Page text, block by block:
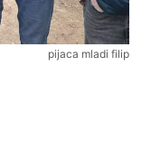
pijaca mladi filip